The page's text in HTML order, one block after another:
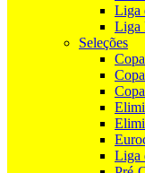
Liga
Liga
Seleções
Liga